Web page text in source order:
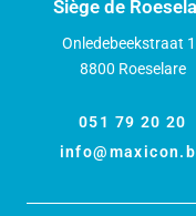
Siège de
Onledebeekstraat
8800 Roeselare
051 79 20 20